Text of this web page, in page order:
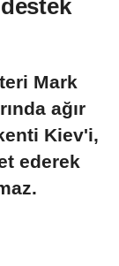
Mark
ağır
Kiev'i,
ederek